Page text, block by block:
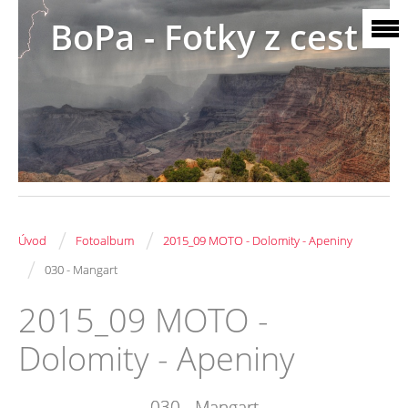
BoPa - Fotky z cest
Úvod / Fotoalbum / 2015_09 MOTO - Dolomity - Apeniny
/ 030 - Mangart
2015_09 MOTO -
Dolomity - Apeniny